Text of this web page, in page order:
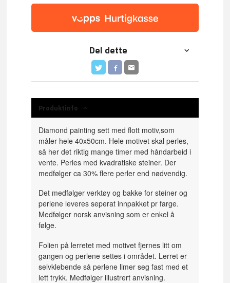
Del dette
Produktinfo
Diamond painting sett med flott motiv,som
måler hele 40x50cm. Hele motivet skal perles,
så her det riktig mange timer med håndarbeid i
vente. Perles med kvadratiske steiner. Der
medfølger ca 30% flere perler end nødvendig.
Det medfølger verktøy og bakke for steiner og
perlene leveres seperat innpakket pr farge.
Medfølger norsk anvisning som er enkel å
følge.
Folien på lerretet med motivet fjernes litt om
gangen og perlene settes i området. Lerret er
selvklebende så perlene limer seg fast med et
lett trykk. Medfølger illustrert anvisning.